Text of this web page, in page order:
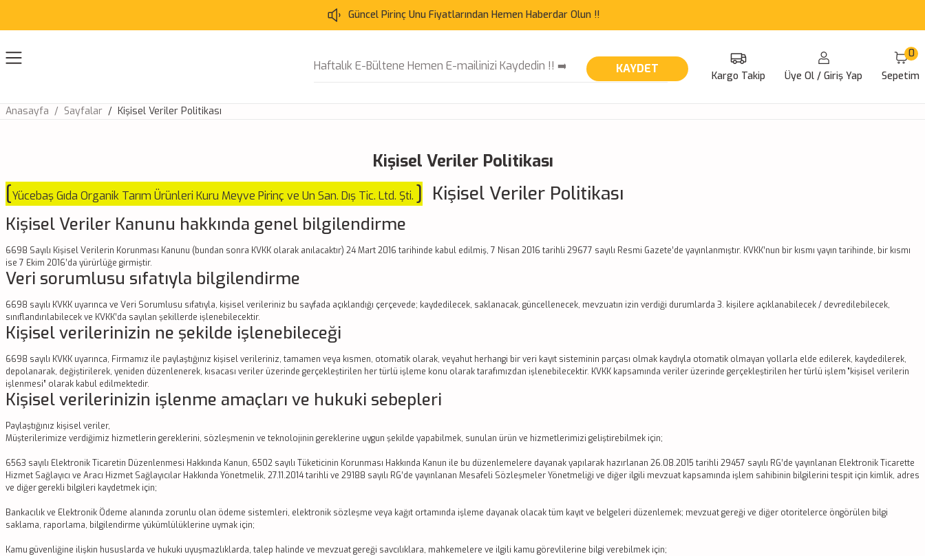
Güncel Pirinç Unu Fiyatlarından Hemen Haberdar Olun !!
KAYDET
Kargo Takip Üye Ol / Giriş Yap Sepetim
0
Anasayfa Sayfalar Kişisel Veriler Politikası
Kişisel Veriler Politikası
[Yücebaş Gıda Organik Tarım Ürünleri Kuru Meyve Pirinç ve Un San. Dış Tic. Ltd. Şti. ] Kişisel Veriler Politikası
Kişisel Veriler Kanunu hakkında genel bilgilendirme
6698 Sayılı Kişisel Verilerin Korunması Kanunu (bundan sonra KVKK olarak anılacaktır) 24 Mart 2016 tarihinde kabul edilmiş, 7 Nisan 2016 tarihli 29677 sayılı Resmi Gazete’de yayınlanmıştır. KVKK’nun bir kısmı yayın tarihinde, bir kısmı
ise 7 Ekim 2016’da yürürlüğe girmiştir.
Veri sorumlusu sıfatıyla bilgilendirme
6698 sayılı KVKK uyarınca ve Veri Sorumlusu sıfatıyla, kişisel verileriniz bu sayfada açıklandığı çerçevede; kaydedilecek, saklanacak, güncellenecek, mevzuatın izin verdiği durumlarda 3. kişilere açıklanabilecek / devredilebilecek,
sınıflandırılabilecek ve KVKK’da sayılan şekillerde işlenebilecektir.
Kişisel verilerinizin ne şekilde işlenebileceği
6698 sayılı KVKK uyarınca, Firmamız ile paylaştığınız kişisel verileriniz, tamamen veya kısmen, otomatik olarak, veyahut herhangi bir veri kayıt sisteminin parçası olmak kaydıyla otomatik olmayan yollarla elde edilerek, kaydedilerek,
depolanarak, değiştirilerek, yeniden düzenlenerek, kısacası veriler üzerinde gerçekleştirilen her türlü işleme konu olarak tarafımızdan işlenebilecektir. KVKK kapsamında veriler üzerinde gerçekleştirilen her türlü işlem "kişisel verilerin
işlenmesi” olarak kabul edilmektedir.
Kişisel verilerinizin işlenme amaçları ve hukuki sebepleri
Paylaştığınız kişisel veriler,
Müşterilerimize verdiğimiz hizmetlerin gereklerini, sözleşmenin ve teknolojinin gereklerine uygun şekilde yapabilmek, sunulan ürün ve hizmetlerimizi geliştirebilmek için;
6563 sayılı Elektronik Ticaretin Düzenlenmesi Hakkında Kanun, 6502 sayılı Tüketicinin Korunması Hakkında Kanun ile bu düzenlemelere dayanak yapılarak hazırlanan 26.08.2015 tarihli 29457 sayılı RG’de yayınlanan Elektronik Ticarette
Hizmet Sağlayıcı ve Aracı Hizmet Sağlayıcılar Hakkında Yönetmelik, 27.11.2014 tarihli ve 29188 sayılı RG’de yayınlanan Mesafeli Sözleşmeler Yönetmeliği ve diğer ilgili mevzuat kapsamında işlem sahibinin bilgilerini tespit için kimlik, adres
ve diğer gerekli bilgileri kaydetmek için;
Bankacılık ve Elektronik Ödeme alanında zorunlu olan ödeme sistemleri, elektronik sözleşme veya kağıt ortamında işleme dayanak olacak tüm kayıt ve belgeleri düzenlemek; mevzuat gereği ve diğer otoritelerce öngörülen bilgi
saklama, raporlama, bilgilendirme yükümlülüklerine uymak için;
Kamu güvenliğine ilişkin hususlarda ve hukuki uyuşmazlıklarda, talep halinde ve mevzuat gereği savcılıklara, mahkemelere ve ilgili kamu görevlilerine bilgi verebilmek için;